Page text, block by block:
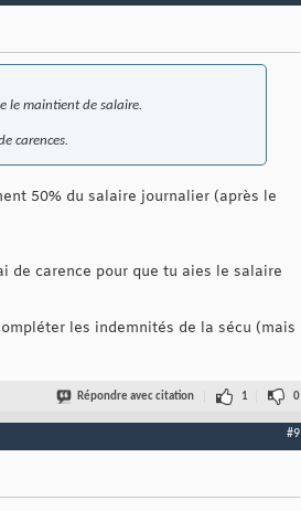
le maintient de salaire.
carences.
50% du salaire journalier (après le
de carence pour que tu aies le salaire
les indemnités de la sécu (mais
Répondre avec citation 1 0
#9